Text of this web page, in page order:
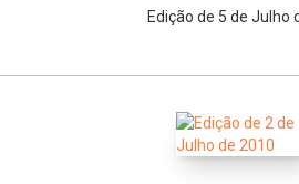
Edição de 5 de Julho